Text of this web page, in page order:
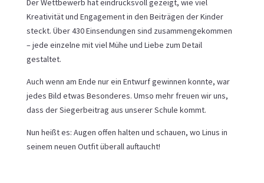
Der Wettbewerb hat eindrucksvoll gezeigt, wie viel
Kreativität und Engagement in den Beiträgen der Kinder
steckt. Über 430 Einsendungen sind zusammengekommen
– jede einzelne mit viel Mühe und Liebe zum Detail
gestaltet.
Auch wenn am Ende nur ein Entwurf gewinnen konnte, war
jedes Bild etwas Besonderes. Umso mehr freuen wir uns,
dass der Siegerbeitrag aus unserer Schule kommt.
Nun heißt es: Augen offen halten und schauen, wo Linus in
seinem neuen Outfit überall auftaucht!